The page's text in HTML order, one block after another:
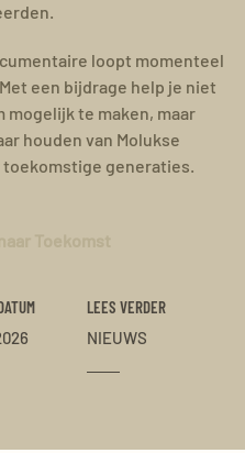
loopt momenteel
een bijdrage help je niet
mogelijk te maken, maar
houden van Molukse
generaties.
LEES VERDER
NIEUWS